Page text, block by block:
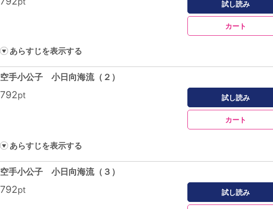
試し読み
カート
あらすじを表示する
空手小公子 小日向海流（２）
792pt 試し読み
カート
あらすじを表示する
空手小公子 小日向海流（３）
792pt 試し読み